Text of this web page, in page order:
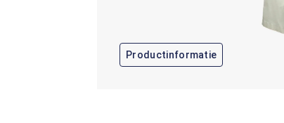
Productinformatie